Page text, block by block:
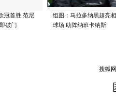
冠首胜 范尼
破门
组图：马拉多纳黑超亮
球场 助阵纳班卡纳斯